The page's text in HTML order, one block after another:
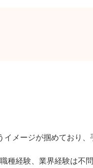
イメージが掴めており
種経験、業界経験は不問